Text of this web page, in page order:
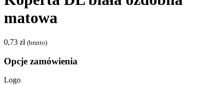
matowa
0,73 zł (brutto)
Opcje zamówienia
Logo